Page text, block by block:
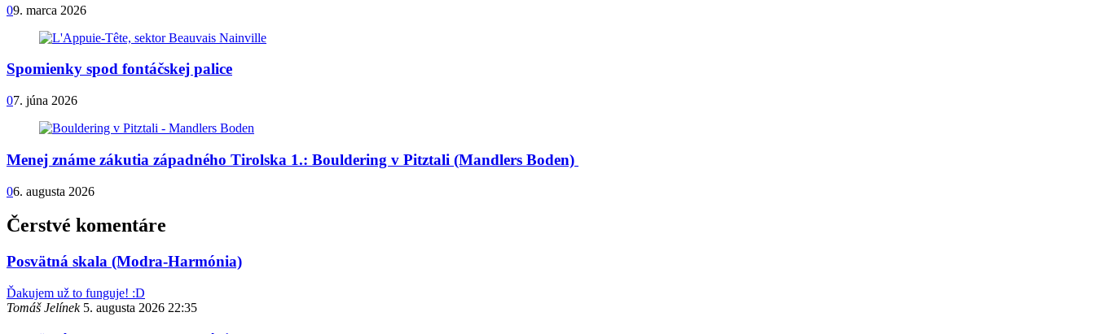
09. marca 2026
Spomienky spod fontáčskej palice
07. júna 2026
Menej známe zákutia západného Tirolska 1.: Bouldering v Pitztali (Mandlers Boden)
06. augusta 2026
Čerstvé komentáre
Posvätná skala (Modra-Harmónia)
Ďakujem už to funguje! :D
Tomáš Jelínek 5. augusta 2026 22:35